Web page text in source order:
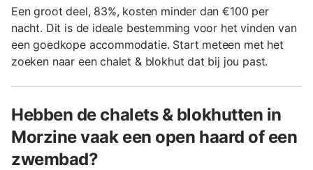
Een groot deel, 83%, kosten minder dan €100 per
nacht. Dit is de ideale bestemming voor het vinden van
een goedkope accommodatie. Start meteen met het
zoeken naar een chalet & blokhut dat bij jou past.
Hebben de chalets & blokhutten in
Morzine vaak een open haard of een
zwembad?